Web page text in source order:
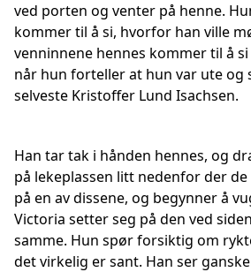
ved porten og venter på henne.
kommer til å si, hvorfor han ville
venninnene hennes kommer til å
når hun forteller at hun var ute og
selveste Kristoffer Lund Isachsen.
Han tar tak i hånden hennes, og
på lekeplassen litt nedenfor der de
på en av dissene, og begynner å
Victoria setter seg på den ved
samme. Hun spør forsiktig om
det virkelig er sant. Han ser